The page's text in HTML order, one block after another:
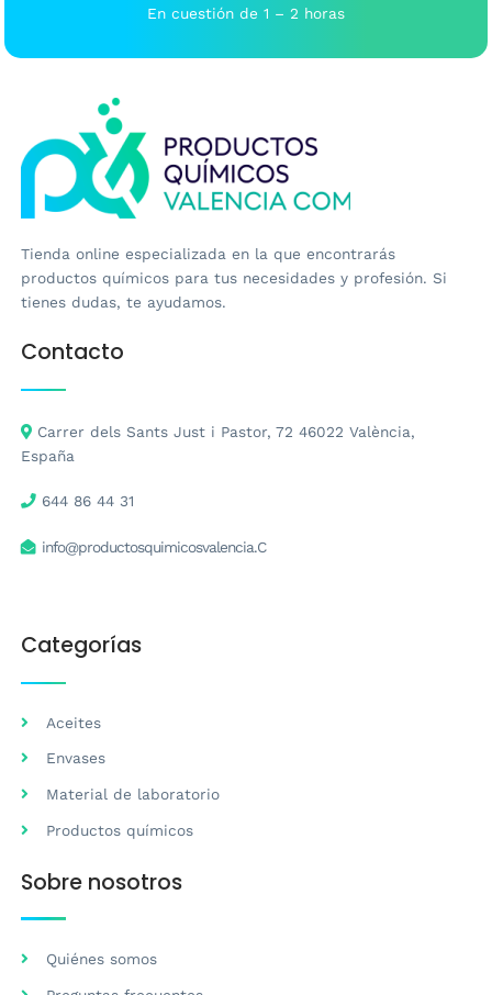
En cuestión de 1 – 2 horas
Tienda online especializada en la que encontrarás
productos químicos para tus necesidades y profesión. Si
tienes dudas, te ayudamos.
Contacto
Carrer dels Sants Just i Pastor, 72 46022 València,
España
644 86 44 31
info@productosquimicosvalencia.C
Categorías
Aceites
Envases
Material de laboratorio
Productos químicos
Sobre nosotros
Quiénes somos